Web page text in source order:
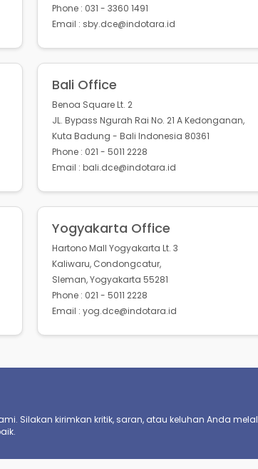
Phone : 031 - 3360 1491
Email : sby.dce@indotara.id
Bali Office
Benoa Square Lt. 2
JL. Bypass Ngurah Rai No. 21 A Kedonganan,
Kuta Badung - Bali Indonesia 80361
Phone : 021 - 5011 2228
Email : bali.dce@indotara.id
Yogyakarta Office
Hartono Mall Yogyakarta Lt. 3
Kaliwaru, Condongcatur,
Sleman, Yogyakarta 55281
Phone : 021 - 5011 2228
Email : yog.dce@indotara.id
Silakan kirimkan kritik, saran, atau keluhan Anda